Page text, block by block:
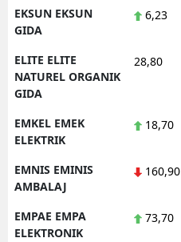
EKSUN EKSUN
GIDA
6,23
ELITE ELITE
NATUREL ORGANIK
GIDA
28,80
EMKEL EMEK
ELEKTRIK
18,70
EMNIS EMINIS
AMBALAJ
160,90
EMPAE EMPA
ELEKTRONIK
73,70